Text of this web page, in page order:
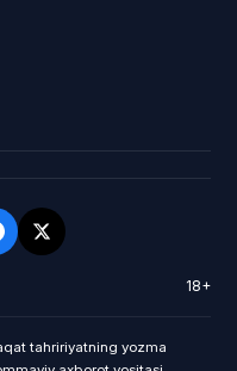
18+
tahririyatning yozma